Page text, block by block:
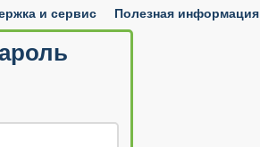
и сервис Полезная информация